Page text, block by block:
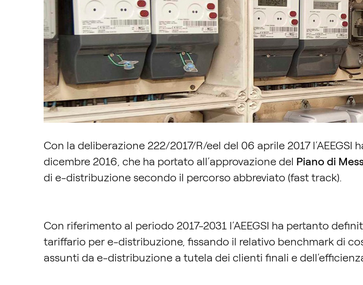
Con la deliberazione 222/2017/R/eel del 06 aprile 2017
dicembre 2016, che ha portato all’approvazione del Piano di
di e-distribuzione secondo il percorso abbreviato (fast track).
Con riferimento al periodo 2017-2031 l’AEEGSI ha pertanto
tariffario per e-distribuzione, fissando il relativo benchmark di
assunti da e-distribuzione a tutela dei clienti finali e